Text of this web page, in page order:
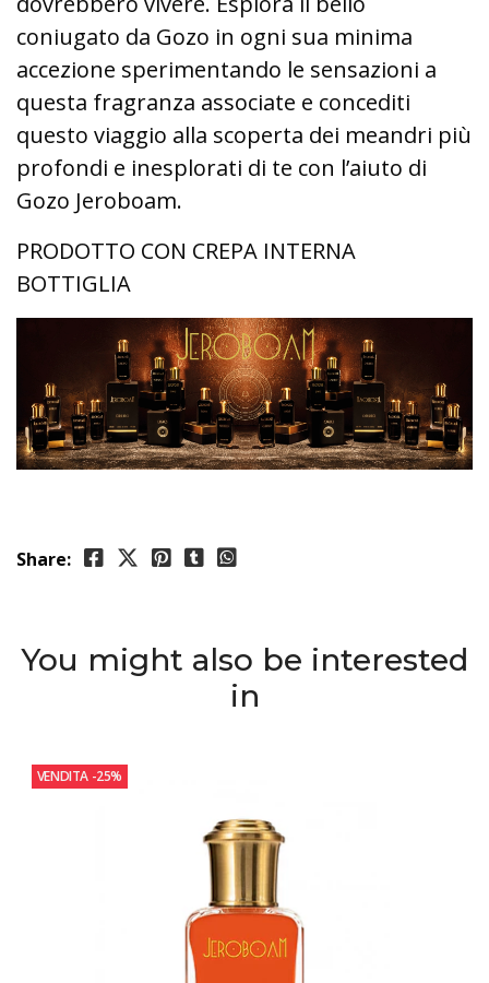
coniugato da Gozo in ogni sua minima
accezione sperimentando le sensazioni a
questa fragranza associate e concediti
questo viaggio alla scoperta dei meandri più
profondi e inesplorati di te con l’aiuto di
Gozo Jeroboam.
PRODOTTO CON CREPA INTERNA
BOTTIGLIA
Share:
You might also be interested
in
VENDITA -25%